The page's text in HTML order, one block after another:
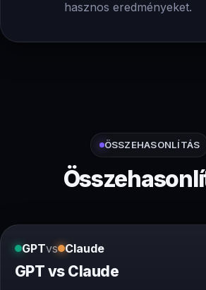
hasznos eredményeket.
ÖSSZEHASONLÍTÁS
GPTvs Claude
GPT vs Claude